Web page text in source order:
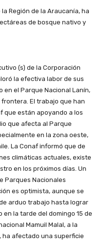
Región de la Araucanía, ha
de bosque nativo y
(s) de la Corporación
la efectiva labor de sus
el Parque Nacional Lanín,
El trabajo que han
que están apoyando a los
que afecta al Parque
en la zona oeste,
La Conaf informó que de
climáticas actuales, existe
en los próximos días. Un
Parques Nacionales
es optimista, aunque se
arduo trabajo hasta lograr
la tarde del domingo 15 de
Mamuil Malal, a la
ha afectado una superficie